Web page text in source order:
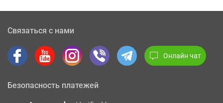
Связаться с нами
Онлайн чат
Безопасность платежей